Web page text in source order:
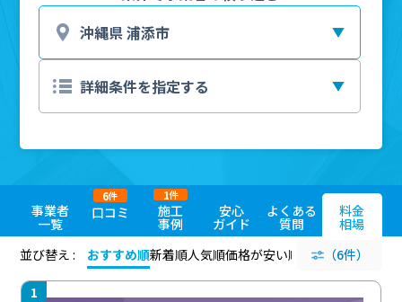
事業者
一覧
口コミ
6件
施工
事例
1件
安心
ガイド
よくある
質問
料金
相場
並び替え :
おすすめ順新着順人気順価格が安い順 評価が高い順
（6件）
1